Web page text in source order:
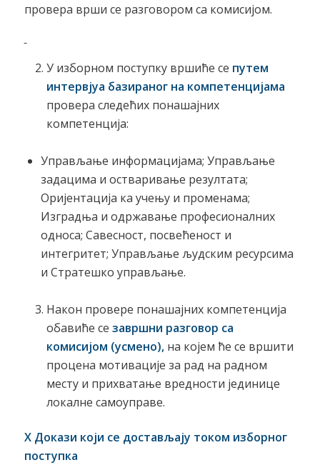
провера врши се разговором са комисијом.
У изборном поступку вршиће се путем
интервјуа базираног на компетенцијама
провера следећих понашајних
компетенција:
Управљање информацијама; Управљање
задацима и остваривање резултата;
Оријентација ка учењу и променама;
Изградња и одржавање професионалних
односа; Савесност, посвећеност и
интегритет; Управљање људским ресурсима
и Стратешко управљање.
Након провере понашајних компетенција
обавиће се завршни разговор са
комисијом (усмено), на којем ће се вршити
процена мотивације за рад на радном
месту и прихватање вредности јединице
локалне самоуправе.
X Докази који се достављају током изборног
поступка